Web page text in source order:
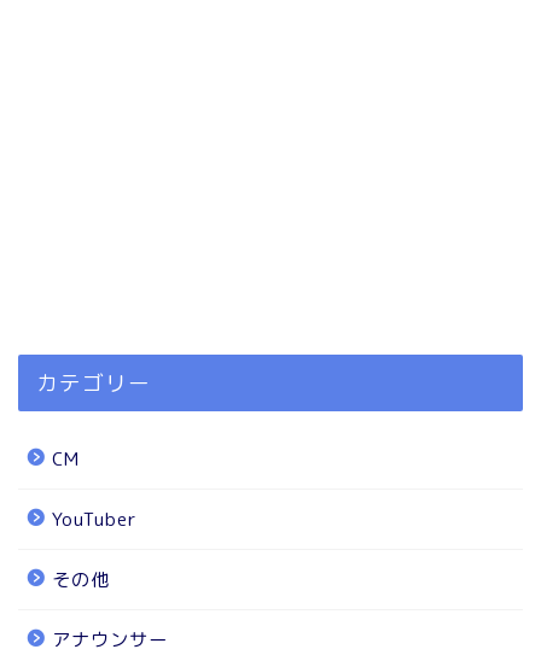
カテゴリー
CM
YouTuber
その他
アナウンサー